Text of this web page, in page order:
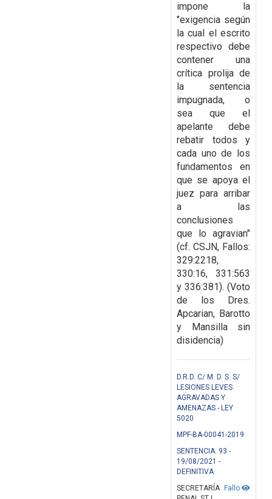
impone la
"exigencia según
la cual el escrito
respectivo debe
contener una
crítica prolija de
la sentencia
impugnada, o
sea que el
apelante debe
rebatir todos y
cada uno de los
fundamentos en
que se apoya el
juez para arribar
a las
conclusiones
que lo agravian"
(cf. CSJN, Fallos:
329:2218,
330:16, 331:563
y 336:381). (Voto
de los Dres.
Apcarian, Barotto
y Mansilla sin
disidencia)
D.R.D. C/ M. D. S. S/
LESIONES LEVES
AGRAVADAS Y
AMENAZAS - LEY
5020
MPF-BA-00041-2019
SENTENCIA: 93 -
19/08/2021 -
DEFINITIVA
Fallo
SECRETARÍA